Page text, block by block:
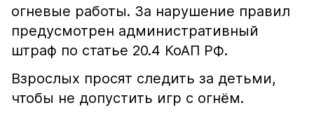
огневые работы. За нарушение правил
предусмотрен административный
штраф по статье 20.4 КоАП РФ.
Взрослых просят следить за детьми,
чтобы не допустить игр с огнём.